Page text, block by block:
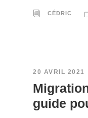
CÉDRIC
20 AVRIL 2021
guide